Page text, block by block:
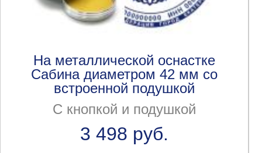
На металлической оснастке
Сабина диаметром 42 мм со
встроенной подушкой
С кнопкой и подушкой
3 498 руб.